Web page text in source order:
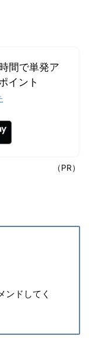
間で単発ア
イント
（PR）
ンドしてく